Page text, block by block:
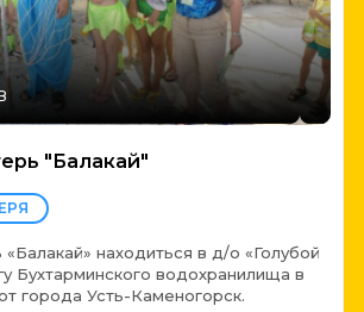
"Балакай"
находиться в д/о «Голубой
Бухтарминского водохранилища в
города Усть-Каменогорск.